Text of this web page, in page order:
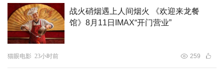
战火硝烟遇上人间烟火 《欢迎来龙餐
馆》8月11日IMAX“开门营业”
猫眼电影 23小时前 259